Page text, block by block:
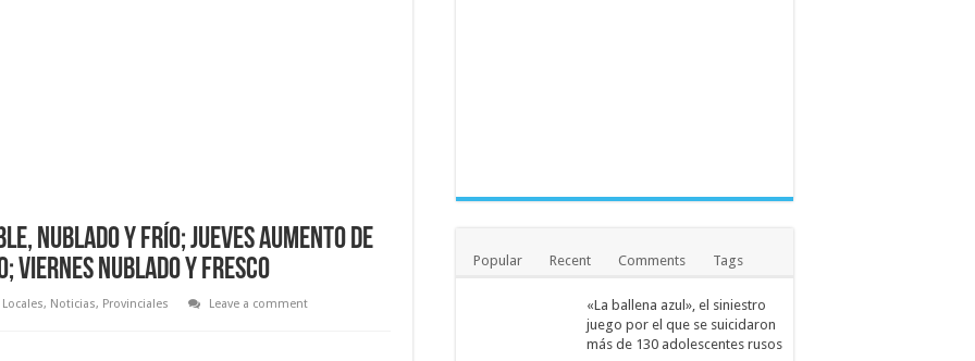
nublado y frío; jueves aumento de
viernes nublado y fresco
Locales, Noticias, Provinciales
Leave a comment
Popular Recent Comments Tags
«La ballena azul», el siniestro
juego por el que se suicidaron
más de 130 adolescentes rusos